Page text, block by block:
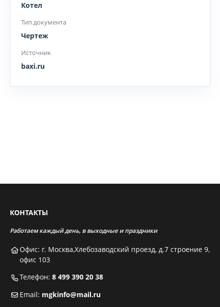
Котел
Тип документа
Чертеж
Источник
baxi.ru
КОНТАКТЫ
Работаем каждый день, в выходные и праздники
Офис: г. Москва,Хлебозаводский проезд, д.7 строение 9,
офис 103
Телефон: 8 499 390 20 38
Email: mgkinfo@mail.ru